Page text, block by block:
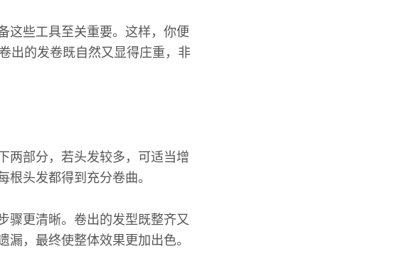
这些工具至关重要。这样，你便
出的发卷既自然又显得庄重，非
两部分，若头发较多，可适当增
头发都得到充分卷曲。
骤更清晰。卷出的发型既整齐又
，最终使整体效果更加出色。